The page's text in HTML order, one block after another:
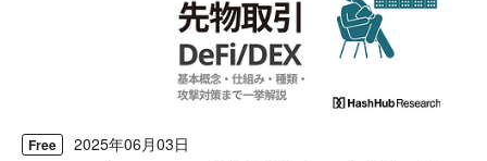
Free
2025年06月03日